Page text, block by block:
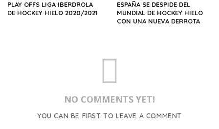
PLAY OFFS LIGA IBERDROLA
DE HOCKEY HIELO 2020/2021
ESPAÑA SE DESPIDE DEL
MUNDIAL DE HOCKEY HIELO
CON UNA NUEVA DERROTA
NO COMMENTS YET!
YOU CAN BE FIRST TO LEAVE A COMMENT